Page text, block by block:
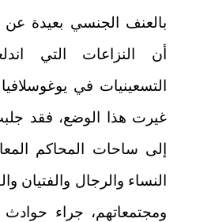
بالعنف الجنسي بعيدة عن
أن النزاعات التي
التسعينيات في يوغوسلافيا
غيرت هذا الوضع، فقد
إلى ساحات المحاكم
النساء والرجال والفتيان
ومجتمعاتهم، جراء